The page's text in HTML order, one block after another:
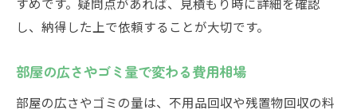
し、納得した上で依頼することが大切です。
部屋の広さやゴミ量で変わる費用相場
部屋の広さやゴミの量は、不用品回収や残置物回収の料